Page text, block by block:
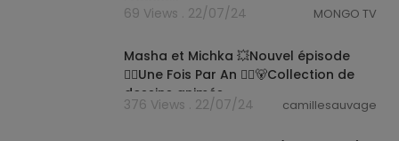
69 Views . 22/07/24 MONGO TV
Masha et Michka 💥Nouvel épisode
👱‍♀️Une Fois Par An 👱‍♀️🐻Collection de
dessins animés
376 Views . 22/07/24 camillesauvage